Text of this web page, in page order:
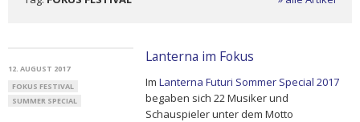
12. AUGUST 2017
FOKUS FESTIVAL
SUMMER SPECIAL
Lanterna im Fokus
ImLanterna Futuri Sommer Special 2017
begaben sich 22 Musiker und
Schauspieler unter dem Motto